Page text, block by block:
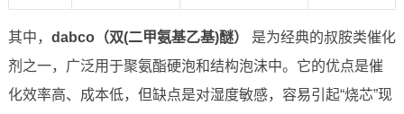
其中， dabco（双(二甲氨基乙基)醚）
是为经典的叔胺类催化
剂之一，广泛用于聚氨酯硬泡和结构泡沫中。它的优点是催
化效率高、成本低，但缺点是对湿度敏感，容易引起“烧芯”现